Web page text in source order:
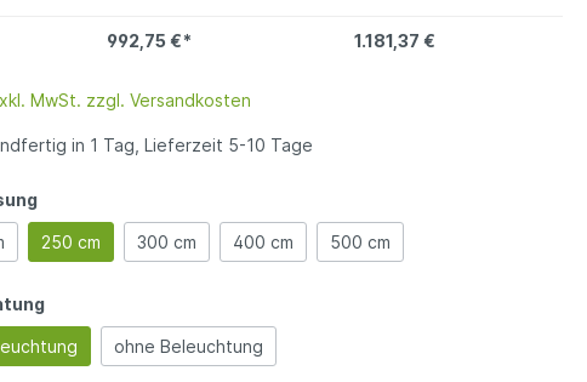
992,75 €* 1.181,37 €
MwSt. zzgl. Versandkosten
in 1 Tag, Lieferzeit 5-10 Tage
250 cm 300 cm 400 cm 500 cm
ohne Beleuchtung